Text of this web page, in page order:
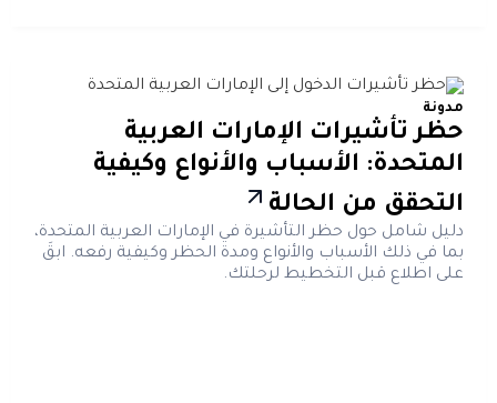
مدونة
حظر تأشيرات الإمارات العربية
المتحدة: الأسباب والأنواع وكيفية
التحقق من الحالة
دليل شامل حول حظر التأشيرة في الإمارات العربية المتحدة،
بما في ذلك الأسباب والأنواع ومدة الحظر وكيفية رفعه. ابقَ
على اطلاع قبل التخطيط لرحلتك.